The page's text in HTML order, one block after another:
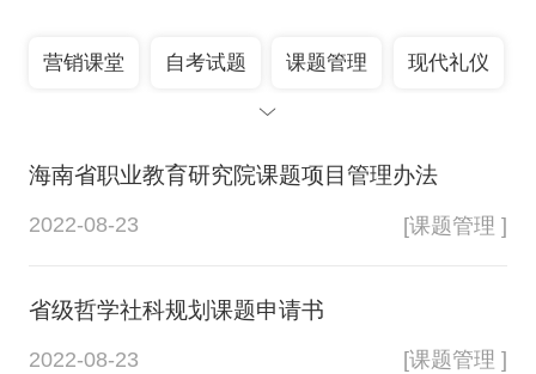
营销课堂 自考试题 课题管理 现代礼仪
海南省职业教育研究院课题项目管理办法
2022-08-23 [课题管理 ]
省级哲学社科规划课题申请书
2022-08-23 [课题管理 ]